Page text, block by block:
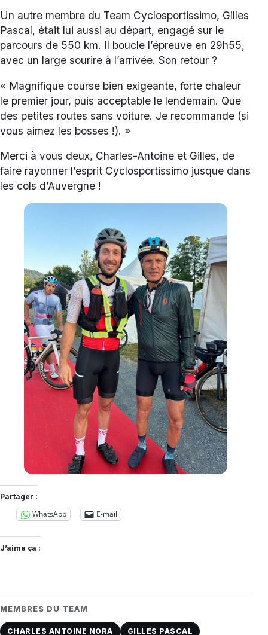
Un autre membre du Team Cyclosportissimo, Gilles
Pascal, était lui aussi au départ, engagé sur le
parcours de 550 km. Il boucle l’épreuve en 29h55,
avec un large sourire à l’arrivée. Son retour ?
« Magnifique course bien exigeante, forte chaleur
le premier jour, puis acceptable le lendemain. Que
des petites routes sans voiture. Je recommande (si
vous aimez les bosses !). »
Merci à vous deux, Charles-Antoine et Gilles, de
faire rayonner l’esprit Cyclosportissimo jusque dans
les cols d’Auvergne !
Partager :
WhatsApp E-mail
J’aime ça :
MEMBRES DU TEAM
CHARLES ANTOINE NORA GILLES PASCAL